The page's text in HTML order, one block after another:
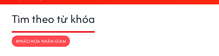
Tìm theo từ khóa
#PHÁO HOA NHÂN GIAN